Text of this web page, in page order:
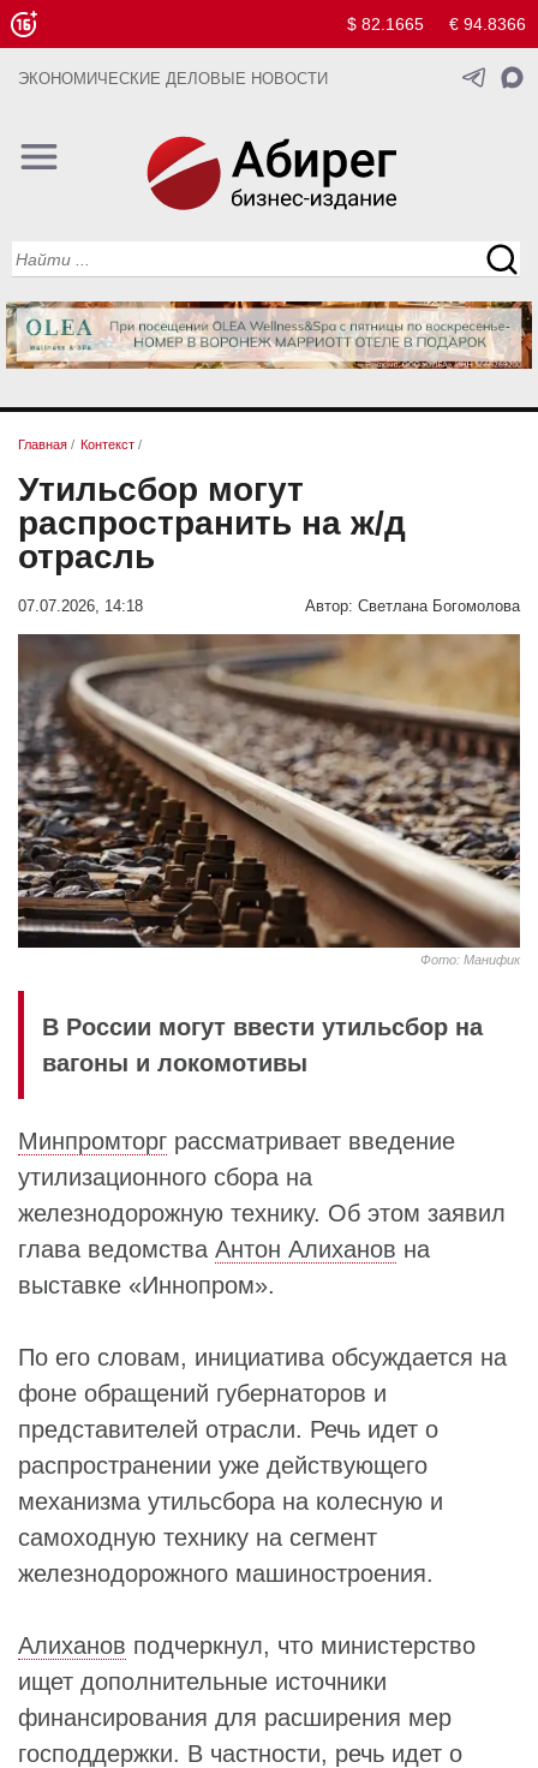
$ 82.1665 € 94.8366
ЭКОНОМИЧЕСКИЕ ДЕЛОВЫЕ НОВОСТИ
Главная / Контекст /
Утильсбор могут
распространить на ж/д
отрасль
07.07.2026, 14:18 Автор: Светлана Богомолова
Фото: Манифик
В России могут ввести утильсбор на
вагоны и локомотивы
Минпромторг рассматривает введение
утилизационного сбора на
железнодорожную технику. Об этом заявил
глава ведомства Антон Алиханов на
выставке «Иннопром».
По его словам, инициатива обсуждается на
фоне обращений губернаторов и
представителей отрасли. Речь идет о
распространении уже действующего
механизма утильсбора на колесную и
самоходную технику на сегмент
железнодорожного машиностроения.
Алиханов подчеркнул, что министерство
ищет дополнительные источники
финансирования для расширения мер
господдержки. В частности, речь идет о